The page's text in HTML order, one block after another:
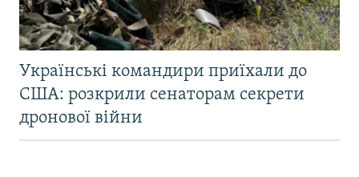
Українські командири приїхали до
США: розкрили сенаторам секрети
дронової війни